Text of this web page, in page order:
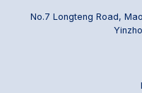
No.7 Longteng Road,